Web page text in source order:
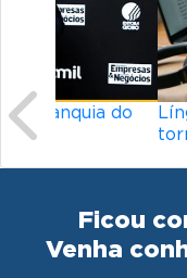
Línguas mais
torna um
Ficou
Venha